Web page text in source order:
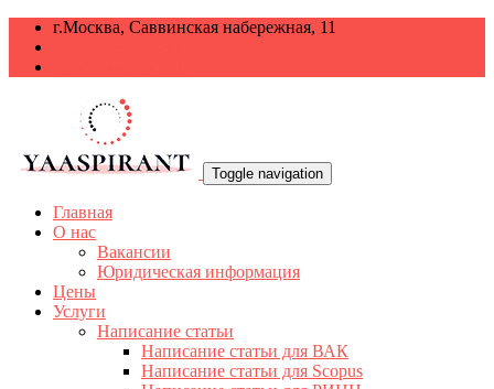
г.Москва, Саввинская набережная, 11
Toggle navigation
Главная
О нас
Вакансии
Юридическая информация
Цены
Услуги
Написание статьи
Написание статьи для ВАК
Написание статьи для Scopus